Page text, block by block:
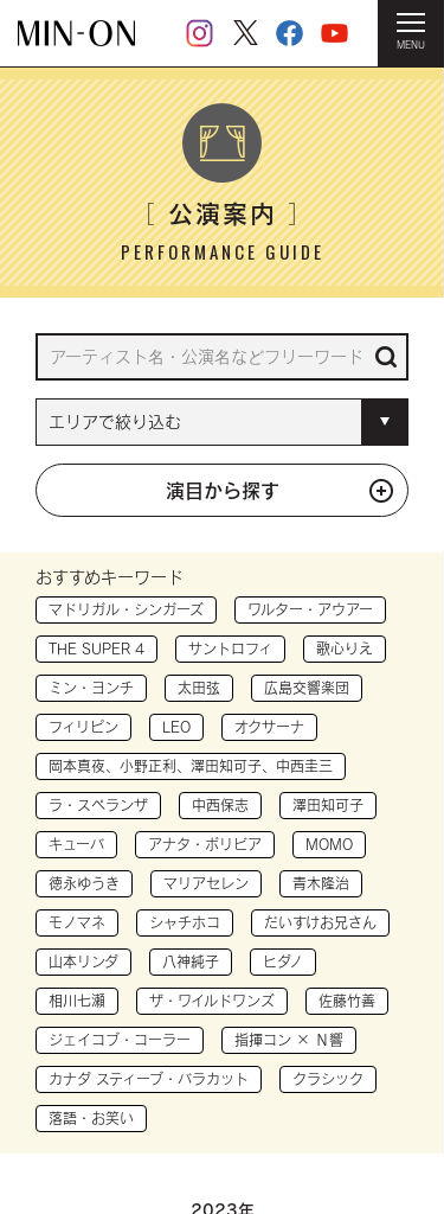
MENU
HOME ＞ 公演案内
［公演案内］
PERFORMANCE GUIDE
演目から探す
おすすめキーワード
マドリガル・シンガーズ ワルター・アウアー
THE SUPER 4 サントロフィ 歌心りえ
ミン・ヨンチ 太田弦 広島交響楽団
フィリピン LEO オクサーナ
岡本真夜、小野正利、澤田知可子、中西圭三
ラ・スペランザ 中西保志 澤田知可子
キューバ アナタ・ボリビア MOMO
徳永ゆうき マリアセレン 青木隆治
モノマネ シャチホコ だいすけお兄さん
山本リンダ 八神純子 ヒダノ
相川七瀬 ザ・ワイルドワンズ 佐藤竹善
ジェイコブ・コーラー 指揮コン × Ｎ響
カナダ スティーブ・バラカット クラシック
落語・お笑い
2023年